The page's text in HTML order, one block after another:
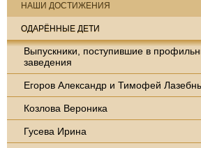
НАШИ ДОСТИЖЕНИЯ
ОДАРЁННЫЕ ДЕТИ
Выпускники, поступившие в
заведения
Егоров Александр и Тимофей
Козлова Вероника
Гусева Ирина